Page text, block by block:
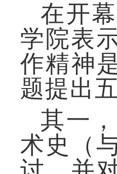
在开
学院表
作精神
题提出
其一
术史（